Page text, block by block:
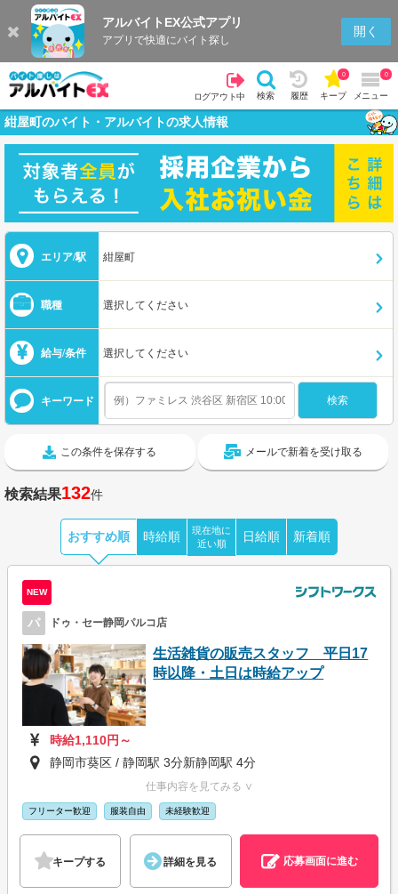
アルバイトEX公式アプリ
アプリで快適にバイト探し
開く
ログアウト中 検索 履歴 キープ
0
メニュー
0
紺屋町のバイト・アルバイトの求人情報
エリア/駅 紺屋町
職種 選択してください
給与/条件 選択してください
キーワード
この条件を保存する メールで新着を受け取る
検索結果132件
おすすめ順 時給順
現在地に
近い順
日給順 新着順
NEW
パ ドゥ・セー静岡パルコ店
生活雑貨の販売スタッフ 平日17
時以降・土日は時給アップ
時給1,110円～
静岡市葵区 / 静岡駅 3分新静岡駅 4分
仕事内容を見てみる ∨
フリーター歓迎 服装自由 未経験歓迎
キープする 詳細を見る 応募画面に進む